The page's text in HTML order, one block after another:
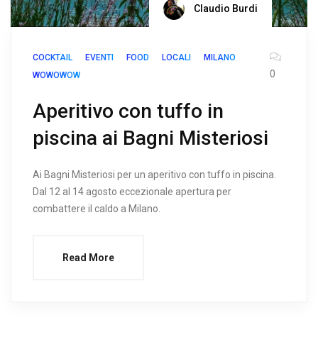
Claudio Burdi
COCKTAIL EVENTI FOOD LOCALI
MILANO
WOWOWOW
0
Aperitivo con tuffo in
piscina ai Bagni Misteriosi
Ai Bagni Misteriosi per un aperitivo con tuffo in piscina.
Dal 12 al 14 agosto eccezionale apertura per
combattere il caldo a Milano.
Read More